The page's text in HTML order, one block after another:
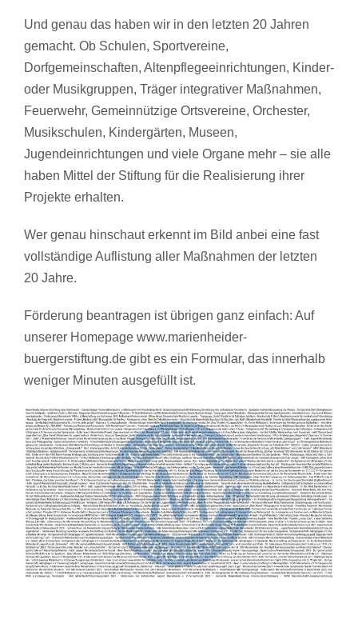
Und genau das haben wir in den letzten 20 Jahren
gemacht. Ob Schulen, Sportvereine,
Dorfgemeinschaften, Altenpflegeeinrichtungen, Kinder-
oder Musikgruppen, Träger integrativer Maßnahmen,
Feuerwehr, Gemeinnützige Ortsvereine, Orchester,
Musikschulen, Kindergärten, Museen,
Jugendeinrichtungen und viele Organe mehr – sie alle
haben Mittel der Stiftung für die Realisierung ihrer
Projekte erhalten.
Wer genau hinschaut erkennt im Bild anbei eine fast
vollständige Auflistung aller Maßnahmen der letzten
20 Jahre.
Förderung beantragen ist übrigen ganz einfach: Auf
unserer Homepage www.marienheider-
buergerstiftung.de gibt es ein Formular, das innerhalb
weniger Minuten ausgefüllt ist.